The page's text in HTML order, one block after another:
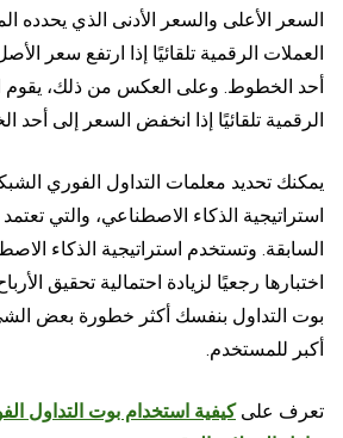
السعر الأعلى والسعر الأدنى الذي يحدده
العملات الرقمية تلقائيًا إذا ارتفع سعر
أحد الخطوط. وعلى العكس من ذلك، يقوم
الرقمية تلقائيًا إذا انخفض السعر إلى أحد
يمكنك تحديد معلمات التداول الفوري
استراتيجية الذكاء الاصطناعي، والتي
السابقة. وتستخدم استراتيجية الذكاء
اختبارها رجعيًا لزيادة احتمالية تحقيق
بوت التداول بنفسك أكثر خطورة بعض
أكبر للمستخدم.
تعرف علىكيفية استخدام بوت التداول